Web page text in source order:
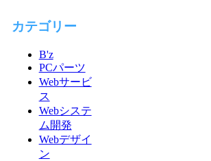
カテゴリー
B'z
PCパーツ
Webサービ
ス
Webシステ
ム開発
Webデザイ
ン